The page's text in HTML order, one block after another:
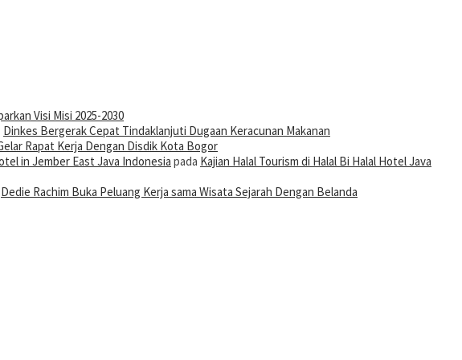
Visi Misi 2025-2030
Dinkes Bergerak Cepat Tindaklanjuti Dugaan Keracunan Makanan
Rapat Kerja Dengan Disdik Kota Bogor
in Jember East Java Indonesia pada Kajian Halal Tourism di Halal Bi Halal Hotel Java
Dedie Rachim Buka Peluang Kerja sama Wisata Sejarah Dengan Belanda